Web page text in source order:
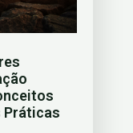
Práticas